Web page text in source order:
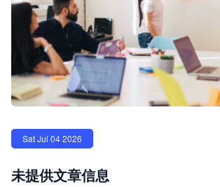
Sat Jul 04 2026
未提供文章信息